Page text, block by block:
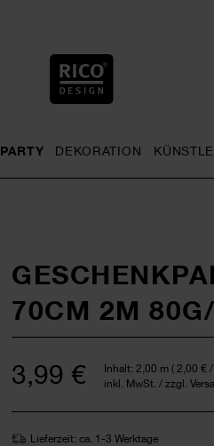
PARTY DEKORATION
70CM 2M
3,99 € Inhalt: 2,00 m ( 2,00 €
inkl. MwSt. / zzgl.
Lieferzeit: ca. 1-3 Werktage